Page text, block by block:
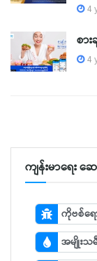
4
စာ
4
ကျန်းမာရေး ဆော
ကိုဗစ်ရေ
အမျိုးသ